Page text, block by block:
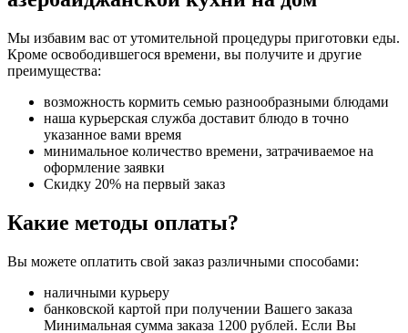
Мы избавим вас от утомительной процедуры приготовки еды.
Кроме освободившегося времени, вы получите и другие
преимущества:
возможность кормить семью разнообразными блюдами
наша курьерская служба доставит блюдо в точно
указанное вами время
минимальное количество времени, затрачиваемое на
оформление заявки
Скидку 20% на первый заказ
Какие методы оплаты?
Вы можете оплатить свой заказ различными способами:
наличными курьеру
банковской картой при получении Вашего заказа
Минимальная сумма заказа 1200 рублей. Если Вы